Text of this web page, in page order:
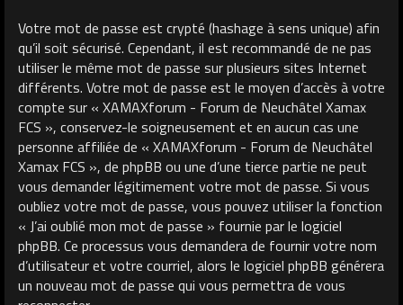
Votre mot de passe est crypté (hashage à sens unique) afin
qu’il soit sécurisé. Cependant, il est recommandé de ne pas
utiliser le même mot de passe sur plusieurs sites Internet
différents. Votre mot de passe est le moyen d’accès à votre
compte sur « XAMAXforum - Forum de Neuchâtel Xamax
FCS », conservez-le soigneusement et en aucun cas une
personne affiliée de « XAMAXforum - Forum de Neuchâtel
Xamax FCS », de phpBB ou une d’une tierce partie ne peut
vous demander légitimement votre mot de passe. Si vous
oubliez votre mot de passe, vous pouvez utiliser la fonction
« J’ai oublié mon mot de passe » fournie par le logiciel
phpBB. Ce processus vous demandera de fournir votre nom
d’utilisateur et votre courriel, alors le logiciel phpBB générera
un nouveau mot de passe qui vous permettra de vous